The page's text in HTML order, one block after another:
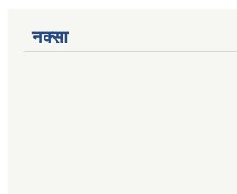
नक्सा